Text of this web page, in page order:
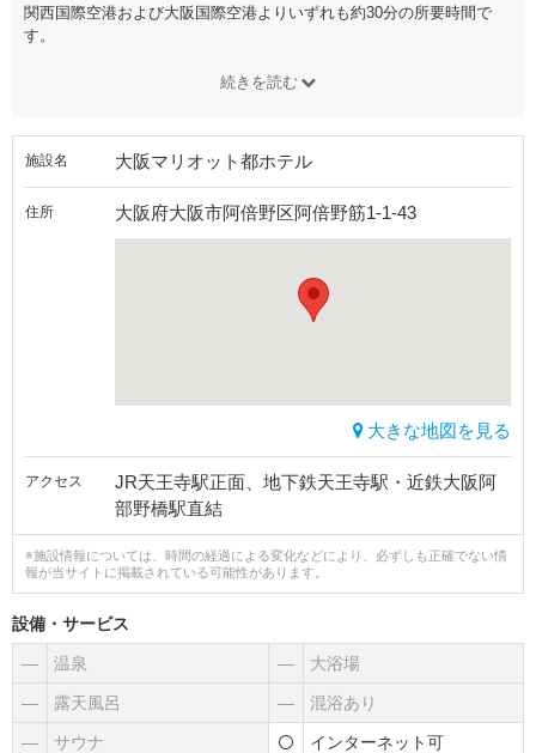
関西国際空港および大阪国際空港よりいずれも約30分の所要時間で
す。
続きを読む
施設名 大阪マリオット都ホテル
住所 大阪府大阪市阿倍野区阿倍野筋1-1-43
大きな地図を見る
アクセス
JR天王寺駅正面、地下鉄天王寺駅・近鉄大阪阿
部野橋駅直結
※施設情報については、時間の経過による変化などにより、必ずしも正確でない情
報が当サイトに掲載されている可能性があります。
設備・サービス
― 温泉 ― 大浴場
― 露天風呂 ― 混浴あり
― サウナ インターネット可